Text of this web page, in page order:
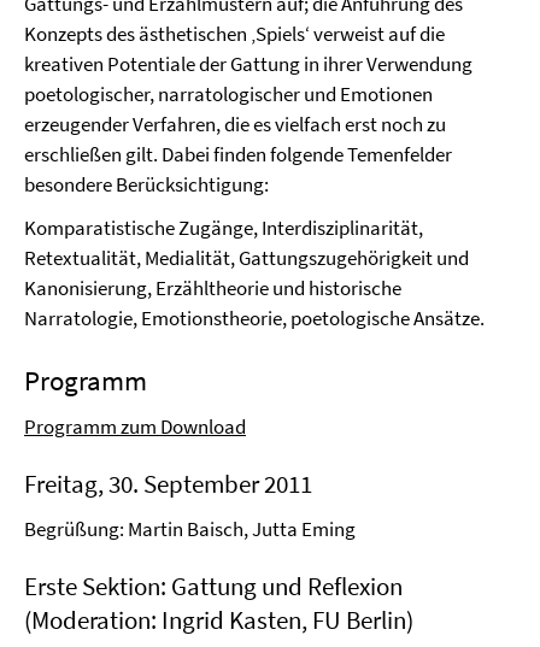
Konzepts des ästhetischen ‚Spiels‘ verweist auf die
kreativen Potentiale der Gattung in ihrer Verwendung
poetologischer, narratologischer und Emotionen
erzeugender Verfahren, die es vielfach erst noch zu
erschließen gilt. Dabei finden folgende Temenfelder
besondere Berücksichtigung:
Komparatistische Zugänge, Interdisziplinarität,
Retextualität, Medialität, Gattungszugehörigkeit und
Kanonisierung, Erzähltheorie und historische
Narratologie, Emotionstheorie, poetologische Ansätze.
Programm
Programm zum Download
Freitag, 30. September 2011
Begrüßung: Martin Baisch, Jutta Eming
Erste Sektion: Gattung und Reflexion
(Moderation: Ingrid Kasten, FU Berlin)